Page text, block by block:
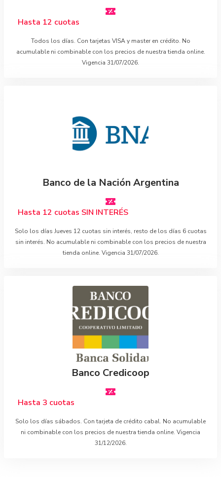
Hasta 12 cuotas
Todos los días. Con tarjetas VISA y master en crédito. No
acumulable ni combinable con los precios de nuestra tienda online.
Vigencia 31/07/2026.
Banco de la Nación Argentina
Hasta 12 cuotas SIN INTERÉS
Solo los días Jueves 12 cuotas sin interés, resto de los días 6 cuotas
sin interés. No acumulable ni combinable con los precios de nuestra
tienda online. Vigencia 31/07/2026.
Banco Credicoop
Hasta 3 cuotas
Solo los días sábados. Con tarjeta de crédito cabal. No acumulable
ni combinable con los precios de nuestra tienda online. Vigencia
31/12/2026.